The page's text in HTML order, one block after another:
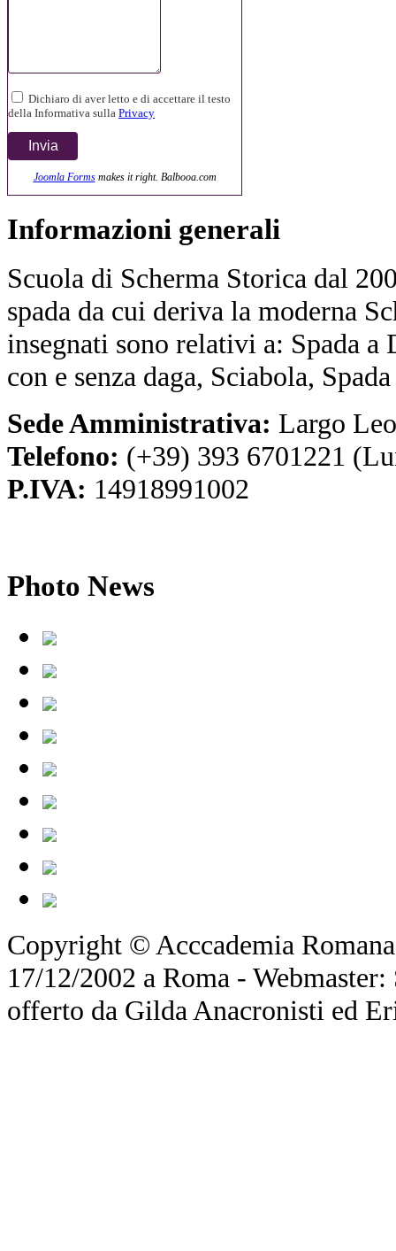
Dichiaro di aver letto e di accettare il testo
della Informativa sulla Privacy
Joomla Formsmakes it right. Balbooa.com
Informazioni generali
Scuola di Scherma Storica dal
spada da cui deriva la moderna
insegnati sono relativi a: Spada a
con e senza daga, Sciabola,
Sede Amministrativa: Largo
Telefono: (+39) 393 6701221
P.IVA: 14918991002
Photo News
Copyright © Acccademia
17/12/2002 a Roma -
offerto da Gilda Anacronisti ed